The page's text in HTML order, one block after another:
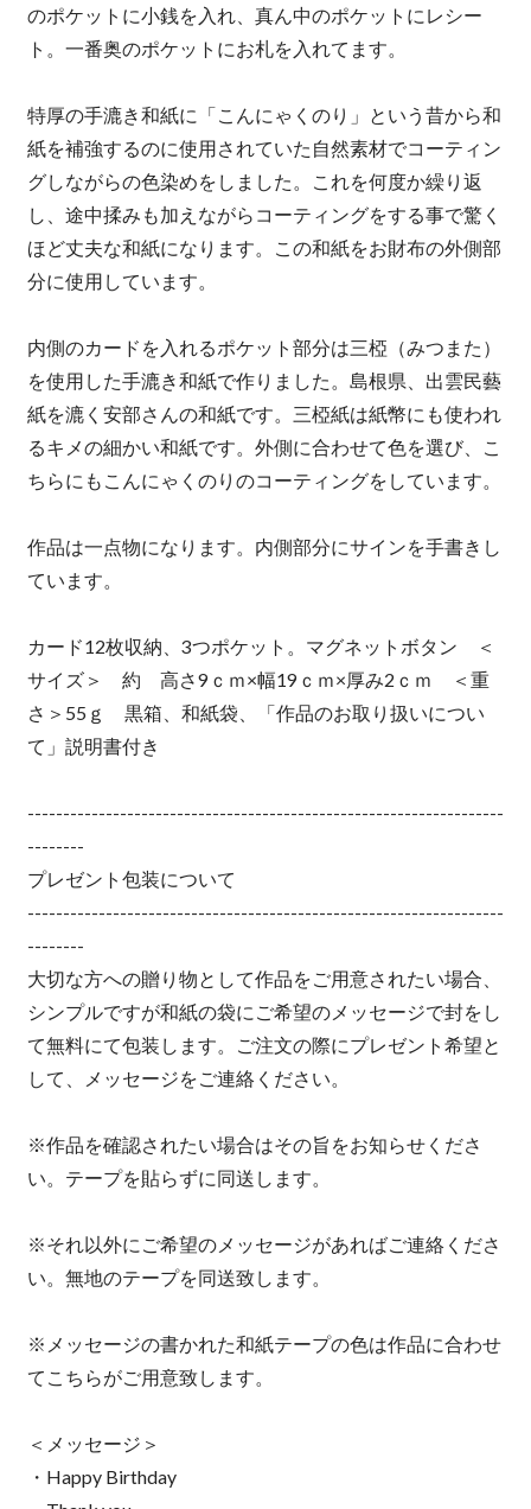
のポケットに小銭を入れ、真ん中のポケットにレシー
ト。一番奥のポケットにお札を入れてます。
特厚の手漉き和紙に「こんにゃくのり」という昔から和
紙を補強するのに使用されていた自然素材でコーティン
グしながらの色染めをしました。これを何度か繰り返
し、途中揉みも加えながらコーティングをする事で驚く
ほど丈夫な和紙になります。この和紙をお財布の外側部
分に使用しています。
内側のカードを入れるポケット部分は三椏（みつまた）
を使用した手漉き和紙で作りました。島根県、出雲民藝
紙を漉く安部さんの和紙です。三椏紙は紙幣にも使われ
るキメの細かい和紙です。外側に合わせて色を選び、こ
ちらにもこんにゃくのりのコーティングをしています。
作品は一点物になります。内側部分にサインを手書きし
ています。
カード12枚収納、3つポケット。マグネットボタン ＜
サイズ＞ 約 高さ9ｃｍ×幅19ｃｍ×厚み2ｃｍ ＜重
さ＞55ｇ 黒箱、和紙袋、「作品のお取り扱いについ
て」説明書付き
-------------------------------------------------------------------
--------
プレゼント包装について
-------------------------------------------------------------------
--------
大切な方への贈り物として作品をご用意されたい場合、
シンプルですが和紙の袋にご希望のメッセージで封をし
て無料にて包装します。ご注文の際にプレゼント希望と
して、メッセージをご連絡ください。
※作品を確認されたい場合はその旨をお知らせくださ
い。テープを貼らずに同送します。
※それ以外にご希望のメッセージがあればご連絡くださ
い。無地のテープを同送致します。
※メッセージの書かれた和紙テープの色は作品に合わせ
てこちらがご用意致します。
＜メッセージ＞
・Happy Birthday